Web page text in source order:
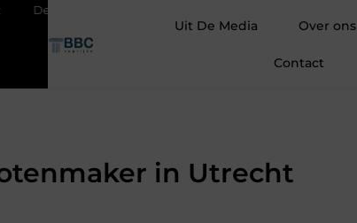
keuze in ijzerwaren uit Antwerpen voor elk project
Uit De Media Over ons
Contact
in Utrecht